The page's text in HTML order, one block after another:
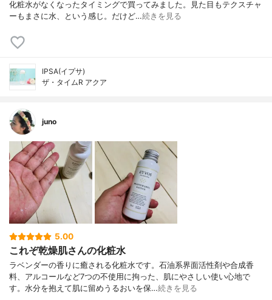
化粧水がなくなったタイミングで買ってみました。見た目もテクスチャ
ーもまさに水、という感じ。だけど…続きを見る
IPSA(イプサ)
ザ・タイムR アクア
juno
5.00
これぞ乾燥肌さんの化粧水
ラベンダーの香りに癒される化粧水です。石油系界面活性剤や合成香
料、アルコールなど7つの不使用に拘った、肌にやさしい使い心地で
す。水分を抱えて肌に留めうるおいを保…続きを見る